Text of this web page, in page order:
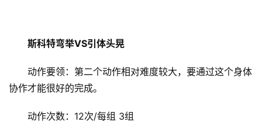
斯科特弯举VS引体头晃
动作要领：第二个动作相对难度较大，要通过这个身体
协作才能很好的完成。
动作次数：12次/每组 3组